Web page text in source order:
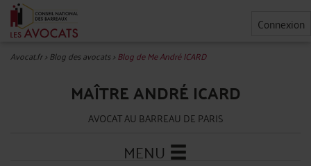
Connexion
Avocat.fr>Blog des avocats>Blog de Me André ICARD
MAÎTRE ANDRÉ ICARD
AVOCAT AU BARREAU DE PARIS
MENU